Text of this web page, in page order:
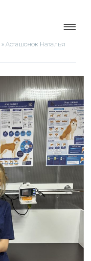
»Асташонок Наталья